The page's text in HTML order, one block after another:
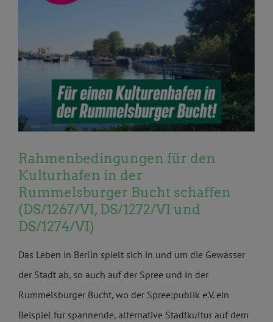
Rahmenbedingungen für den
Kulturhafen in der
Rummelsburger Bucht schaffen
(DS/1267/VI, DS/1272/VI und
DS/1274/VI)
Das Leben in Berlin spielt sich in und um die Gewässer
der Stadt ab, so auch auf der Spree und in der
Rummelsburger Bucht, wo der Spree:publik e.V. ein
Beispiel für spannende, alternative Stadtkultur auf dem